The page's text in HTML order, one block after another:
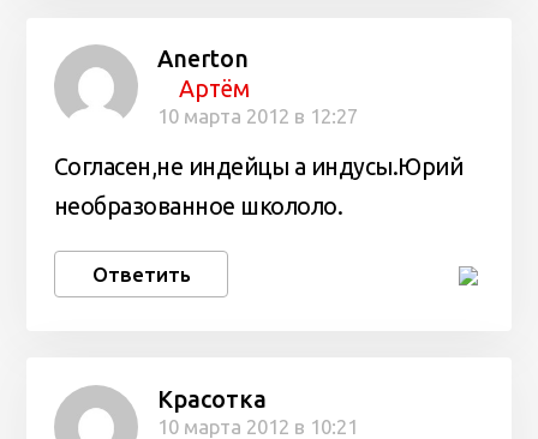
Anerton
Артём
10 марта 2012 в 12:27
Согласен,не индейцы а индусы.Юрий
необразованное школоло.
Ответить
Красотка
10 марта 2012 в 10:21